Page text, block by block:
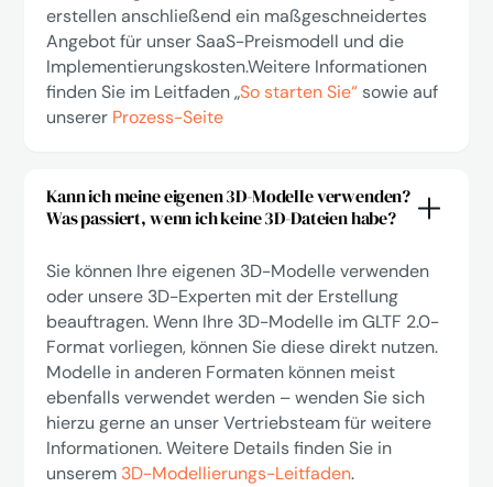
erstellen anschließend ein maßgeschneidertes
Angebot für unser SaaS-Preismodell und die
Implementierungskosten.Weitere Informationen
finden Sie im Leitfaden „So starten Sie“ sowie auf
unserer Prozess-Seite
Kann ich meine eigenen 3D-Modelle verwenden?
Was passiert, wenn ich keine 3D-Dateien habe?
Sie können Ihre eigenen 3D-Modelle verwenden
oder unsere 3D-Experten mit der Erstellung
beauftragen. Wenn Ihre 3D-Modelle im GLTF 2.0-
Format vorliegen, können Sie diese direkt nutzen.
Modelle in anderen Formaten können meist
ebenfalls verwendet werden – wenden Sie sich
hierzu gerne an unser Vertriebsteam für weitere
Informationen. Weitere Details finden Sie in
unserem 3D-Modellierungs-Leitfaden.